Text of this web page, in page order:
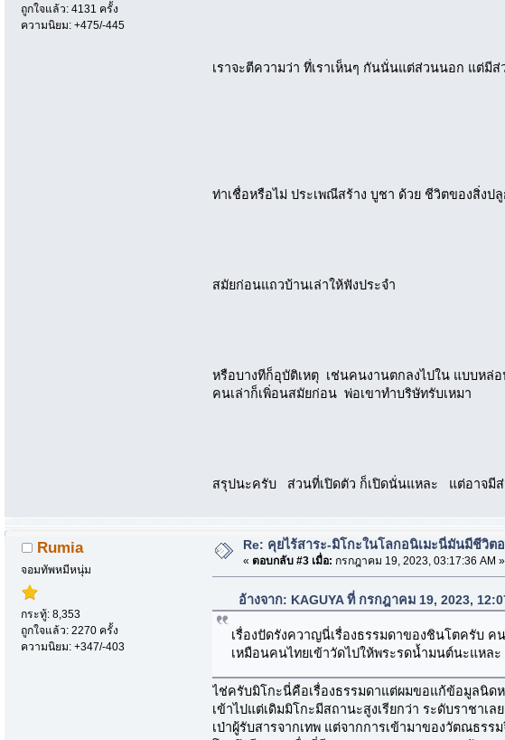
ถูกใจแล้ว: 4131 ครั้ง
ความนิยม: +475/-445
เราจะตีความว่า ทึ่เราเห็นๆ กันนั่นแต่ส่วนนอก แต่มี
ท่าเชื่อหรือไม่ ประเพณีสร้าง บูชา ด้วย ชีวิตของสิ่งป
สมัยก่อนแถวบ้านเล่าให้ฟังประจำ
หรือบางทีก็อุบัติเหตุ เช่นคนงานตกลงไปใน แบบหล่
คนเล่าก็เพิ่อนสมัยก่อน พ่อเขาทำบริษัทรับเหมา
สรุปนะครับ ส่วนที่เปิดตัว ก็เปิดนั่นแหละ แต่อาจมีส่
Rumia
จอมทัพหมีหนุ่ม
กระทู้: 8,353
ถูกใจแล้ว: 2270 ครั้ง
ความนิยม: +347/-403
Re: คุยไร้สาระ-มิโกะในโลกอนิเมะนี่มันมีชีวิต
« ตอบกลับ #3 เมื่อ: กรกฎาคม 19, 2023, 03:17:36 AM »
อ้างจาก: KAGUYA ที่ กรกฎาคม 19, 2023,
เรื่องปัดรังควาญนี่เรื่องธรรมดาของชินโตครับ
เหมือนคนไทยเข้าวัดไปให้พระรดน้ำมนต์นะแหล
ไช่ครับมิโกะนี่คือเรื่องธรรมดาแต่ผมขอแก้ข้อมูลนิด
เข้าไปแต่เดิมมิโกะมีสถานะสูงเรียกว่า ระดับราชา
เป่าผู้รับสารจากเทพ แต่จากการเข้ามาของวัตณธ